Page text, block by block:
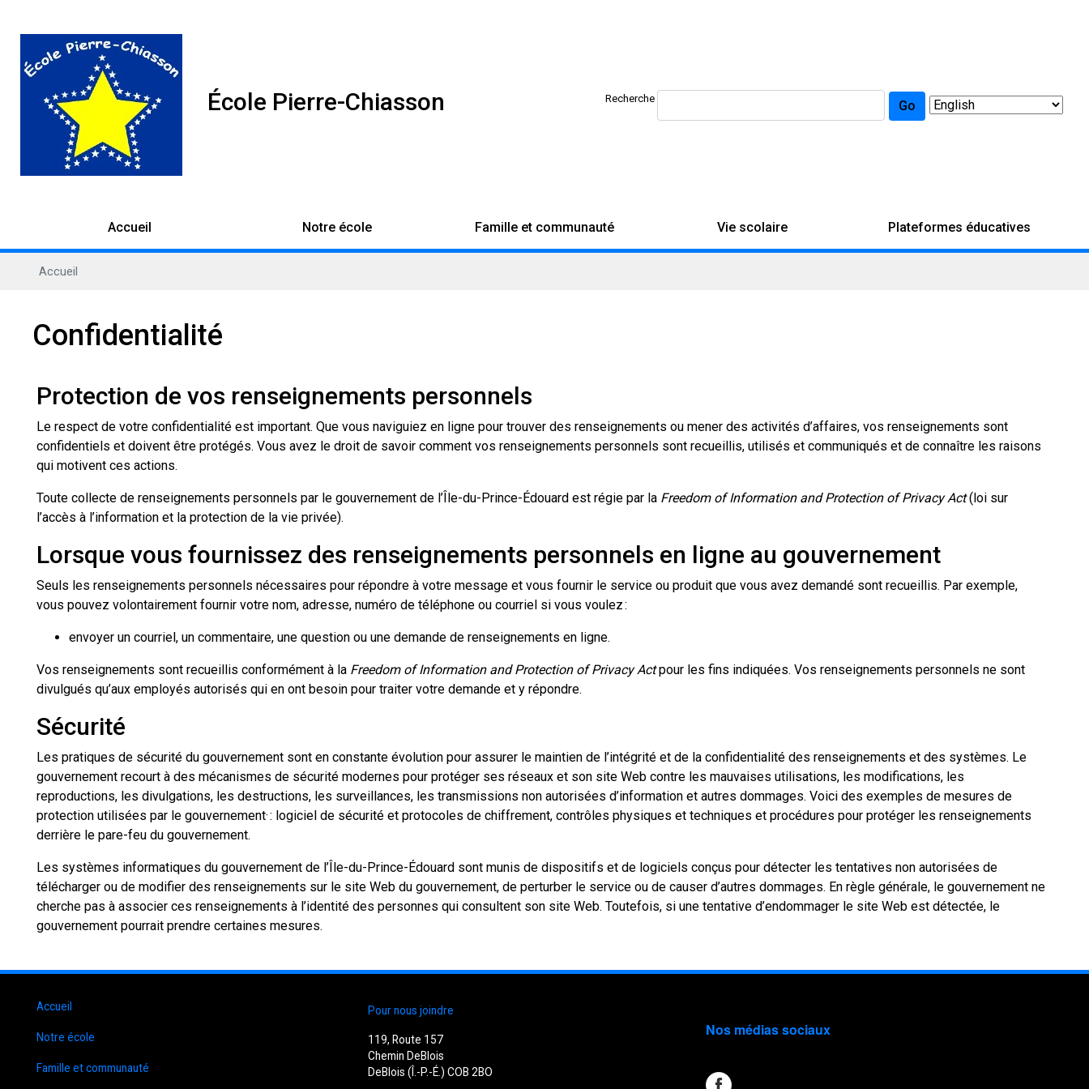
École Pierre-Chiasson Recherche Go
Accueil Notre école Famille et communauté Vie scolaire Plateformes éducatives
Accueil
Confidentialité
Protection de vos renseignements personnels
Le respect de votre confidentialité est important. Que vous naviguiez en ligne pour trouver des renseignements ou mener des activités d’affaires, vos renseignements sont
confidentiels et doivent être protégés. Vous avez le droit de savoir comment vos renseignements personnels sont recueillis, utilisés et communiqués et de connaître les raisons
qui motivent ces actions.
Toute collecte de renseignements personnels par le gouvernement de l’Île-du-Prince-Édouard est régie par la Freedom of Information and Protection of Privacy Act(loi sur
l’accès à l’information et la protection de la vie privée).
Lorsque vous fournissez des renseignements personnels en ligne au gouvernement
Seuls les renseignements personnels nécessaires pour répondre à votre message et vous fournir le service ou produit que vous avez demandé sont recueillis. Par exemple,
vous pouvez volontairement fournir votre nom, adresse, numéro de téléphone ou courriel si vous voulez :
envoyer un courriel, un commentaire, une question ou une demande de renseignements en ligne.
Vos renseignements sont recueillis conformément à la Freedom of Information and Protection of Privacy Actpour les fins indiquées. Vos renseignements personnels ne sont
divulgués qu’aux employés autorisés qui en ont besoin pour traiter votre demande et y répondre.
Sécurité
Les pratiques de sécurité du gouvernement sont en constante évolution pour assurer le maintien de l’intégrité et de la confidentialité des renseignements et des systèmes. Le
gouvernement recourt à des mécanismes de sécurité modernes pour protéger ses réseaux et son site Web contre les mauvaises utilisations, les modifications, les
reproductions, les divulgations, les destructions, les surveillances, les transmissions non autorisées d’information et autres dommages. Voici des exemples de mesures de
protection utilisées par le gouvernement· : logiciel de sécurité et protocoles de chiffrement, contrôles physiques et techniques et procédures pour protéger les renseignements
derrière le pare-feu du gouvernement.
Les systèmes informatiques du gouvernement de l’Île-du-Prince-Édouard sont munis de dispositifs et de logiciels conçus pour détecter les tentatives non autorisées de
télécharger ou de modifier des renseignements sur le site Web du gouvernement, de perturber le service ou de causer d’autres dommages. En règle générale, le gouvernement ne
cherche pas à associer ces renseignements à l’identité des personnes qui consultent son site Web. Toutefois, si une tentative d’endommager le site Web est détectée, le
gouvernement pourrait prendre certaines mesures.
Accueil
Notre école
Famille et communauté
Pour nous joindre
119, Route 157
Chemin DeBlois
DeBlois (Î.-P.-É.) COB 2BO
Nos médias sociaux